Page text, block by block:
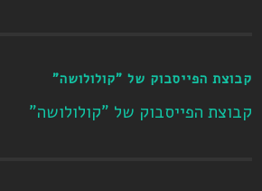
קבוצת הפייסבוק של "קולולושה"
קבוצת הפייסבוק של "קולולושה"